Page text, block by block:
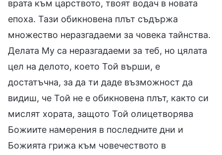
врата към царството, твоят водач в новата
епоха. Тази обикновена плът съдържа
множество неразгадаеми за човека тайнства.
Делата Му са неразгадаеми за теб, но цялата
цел на делото, което Той върши, е
достатъчна, за да ти даде възможност да
видиш, че Той не е обикновена плът, както си
мислят хората, защото Той олицетворява
Божиите намерения в последните дни и
Божията грижа към човечеството в